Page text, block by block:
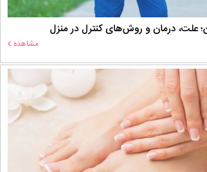
علت، درمان و روش‌های کنترل در منزل
مشاهده